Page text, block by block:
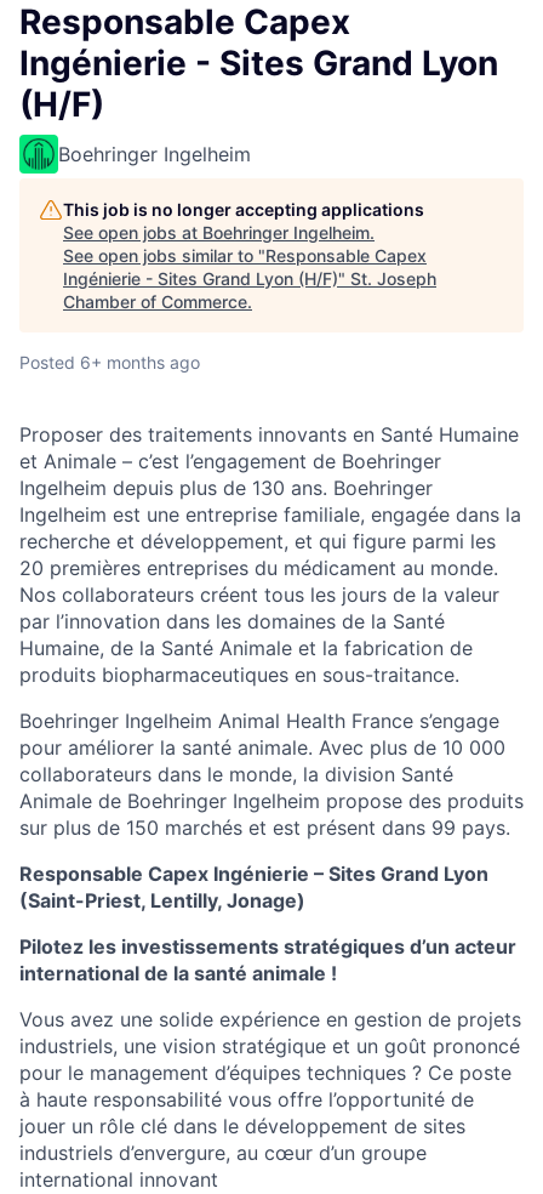
Responsable Capex
Ingénierie - Sites Grand Lyon
(H/F)
Boehringer Ingelheim
This job is no longer accepting applications
See open jobs at Boehringer Ingelheim.
See open jobs similar to "Responsable Capex
Ingénierie - Sites Grand Lyon (H/F)" St. Joseph
Chamber of Commerce.
Posted 6+ months ago
Proposer des traitements innovants en Santé Humaine
et Animale – c’est l’engagement de Boehringer
Ingelheim depuis plus de 130 ans. Boehringer
Ingelheim est une entreprise familiale, engagée dans la
recherche et développement, et qui figure parmi les
20 premières entreprises du médicament au monde.
Nos collaborateurs créent tous les jours de la valeur
par l’innovation dans les domaines de la Santé
Humaine, de la Santé Animale et la fabrication de
produits biopharmaceutiques en sous-traitance.
Boehringer Ingelheim Animal Health France s’engage
pour améliorer la santé animale. Avec plus de 10 000
collaborateurs dans le monde, la division Santé
Animale de Boehringer Ingelheim propose des produits
sur plus de 150 marchés et est présent dans 99 pays.
Responsable Capex Ingénierie – Sites Grand Lyon
(Saint-Priest, Lentilly, Jonage)
Pilotez les investissements stratégiques d’un acteur
international de la santé animale !
Vous avez une solide expérience en gestion de projets
industriels, une vision stratégique et un goût prononcé
pour le management d’équipes techniques ? Ce poste
à haute responsabilité vous offre l’opportunité de
jouer un rôle clé dans le développement de sites
industriels d’envergure, au cœur d’un groupe
international innovant